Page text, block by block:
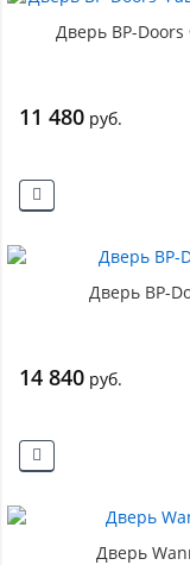
Дверь BP-
11 480 руб.
Дверь BP-
14 840 руб.
Дверь